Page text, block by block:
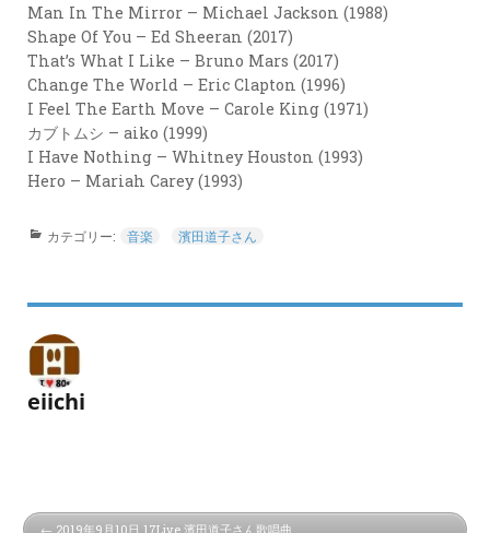
Man In The Mirror – Michael Jackson (1988)
Shape Of You – Ed Sheeran (2017)
That’s What I Like – Bruno Mars (2017)
Change The World – Eric Clapton (1996)
I Feel The Earth Move – Carole King (1971)
カブトムシ – aiko (1999)
I Have Nothing – Whitney Houston (1993)
Hero – Mariah Carey (1993)
カテゴリー: 音楽 濱田道子さん
eiichi
2019年9月10日 17Live 濱田道子さん歌唱曲